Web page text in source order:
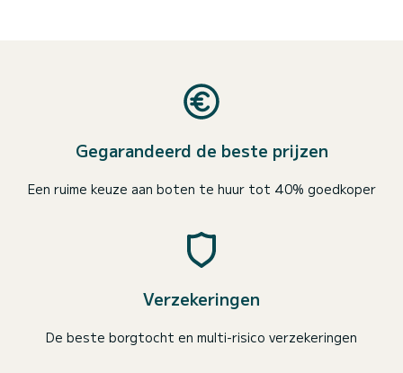
Gegarandeerd de beste prijzen
Een ruime keuze aan boten te huur tot 40% goedkoper
Verzekeringen
De beste borgtocht en multi-risico verzekeringen